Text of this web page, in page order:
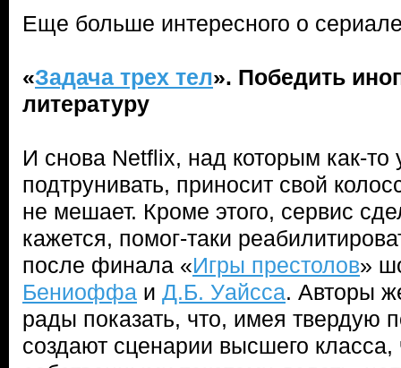
Еще больше интересного о
«Задача трех тел». Победить
литературу
И снова Netflix, над которым как-то
подтрунивать, приносит свой
не мешает. Кроме этого, сервис
кажется, помог-таки
после финала «Игры престолов»
Бениоффа и Д.Б. Уайсса. Авторы
рады показать, что, имея твердую
создают сценарии высшего класса,